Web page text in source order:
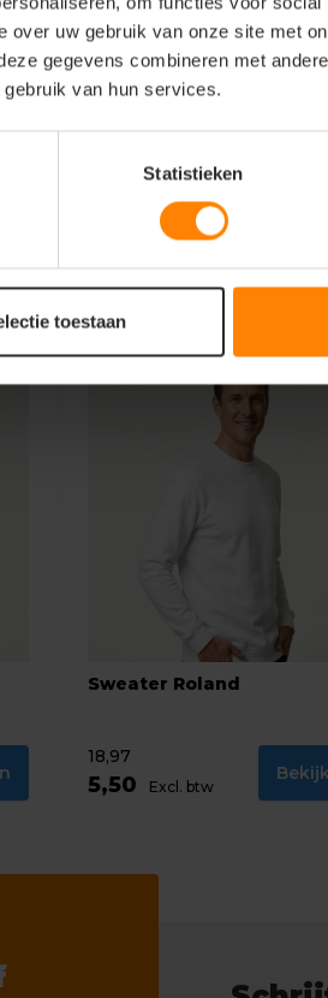
uw gebruik van onze site met
gegevens combineren met
van hun services.
Statistieken
toestaan
Sweater Roland
18,97
5,50 Excl. btw